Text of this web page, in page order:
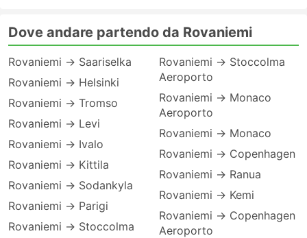
Dove andare partendo da Rovaniemi
Rovaniemi → Saariselka
Rovaniemi → Helsinki
Rovaniemi → Tromso
Rovaniemi → Levi
Rovaniemi → Ivalo
Rovaniemi → Kittila
Rovaniemi → Sodankyla
Rovaniemi → Parigi
Rovaniemi → Stoccolma
Rovaniemi → Stoccolma
Aeroporto
Rovaniemi → Monaco
Aeroporto
Rovaniemi → Monaco
Rovaniemi → Copenhagen
Rovaniemi → Ranua
Rovaniemi → Kemi
Rovaniemi → Copenhagen
Aeroporto